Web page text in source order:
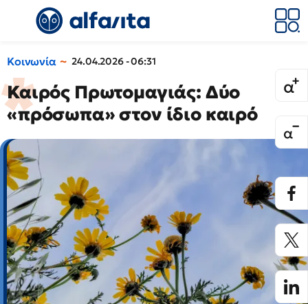
Κοινωνία 24.04.2026 - 06:31
Καιρός Πρωτομαγιάς: Δύο
«πρόσωπα» στον ίδιο καιρό